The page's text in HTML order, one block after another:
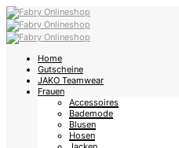
Home
Gutscheine
JAKO Teamwear
Frauen
Accessoires
Bademode
Blusen
Hosen